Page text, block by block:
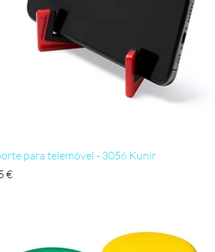
Visualização rápida
para telemóvel - 3056 Kunir
€